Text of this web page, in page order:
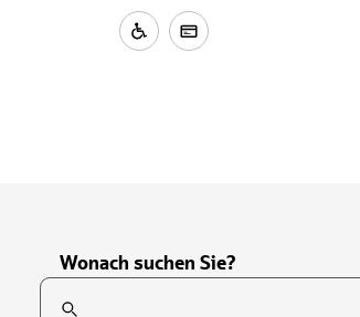
Wonach suchen Sie?
Suchfeld